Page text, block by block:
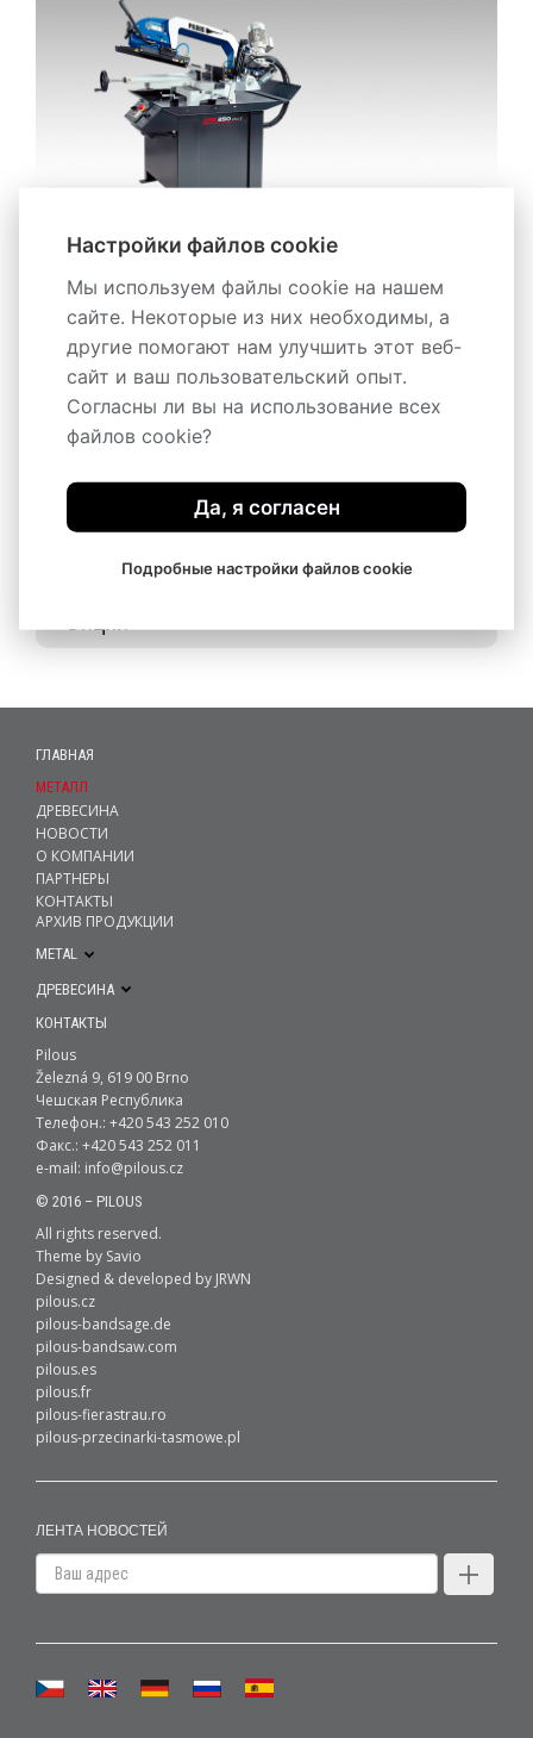
Описание
Техническая спецификация
Рольганги
Опции
ГЛАВНАЯ
МЕТАЛЛ
ДРЕВЕСИНА
НОВОСТИ
О КОМПАНИИ
ПАРТНЕРЫ
КОНТАКТЫ
АРХИВ ПРОДУКЦИИ
METAL
ДРЕВЕСИНА
КОНТАКТЫ
Pilous
Železná 9, 619 00 Brno
Чешская Республика
Телефон.: +420 543 252 010
Факс.: +420 543 252 011
e-mail: info@pilous.cz
© 2016 – PILOUS
All rights reserved.
Theme by Savio
Designed & developed by JRWN
pilous.cz
pilous-bandsage.de
pilous-bandsaw.com
pilous.es
pilous.fr
pilous-fierastrau.ro
pilous-przecinarki-tasmowe.pl
ЛЕНТА НОВОСТЕЙ
Настройки файлов cookie
Мы используем файлы cookie на нашем
сайте. Некоторые из них необходимы, а
другие помогают нам улучшить этот веб-
сайт и ваш пользовательский опыт.
Согласны ли вы на использование всех
файлов cookie?
Да, я согласен
Подробные настройки файлов cookie